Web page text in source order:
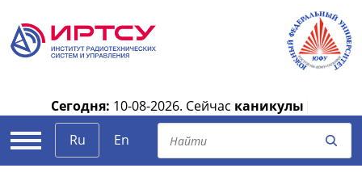
Сегодня: 10-08-2026. Сейчас каникулы
Ru
En